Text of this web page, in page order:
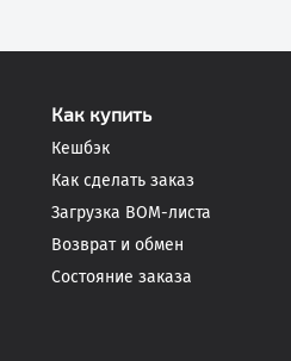
Как купить
Кешбэк
Как сделать заказ
Загрузка BOM-листа
Возврат и обмен
Состояние заказа